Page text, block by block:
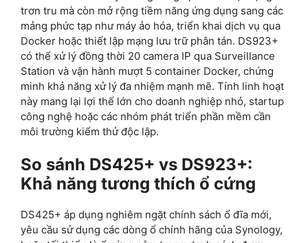
trơn tru mà còn mở rộng tiềm năng ứng dụng sang các
mảng phức tạp như máy ảo hóa, triển khai dịch vụ qua
Docker hoặc thiết lập mạng lưu trữ phân tán. DS923+
có thể xử lý đồng thời 20 camera IP qua Surveillance
Station và vận hành mượt 5 container Docker, chứng
minh khả năng xử lý đa nhiệm mạnh mẽ. Tính linh hoạt
này mang lại lợi thế lớn cho doanh nghiệp nhỏ, startup
công nghệ hoặc các nhóm phát triển phần mềm cần
môi trường kiểm thử độc lập.
So sánh DS425+ vs DS923+:
Khả năng tương thích ổ cứng
DS425+ áp dụng nghiêm ngặt chính sách ổ đĩa mới,
yêu cầu sử dụng các dòng ổ chính hãng của Synology,